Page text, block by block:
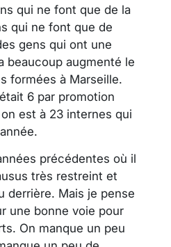
qui ne font que de la
qui ne font que de
gens qui ont une
beaucoup augmenté le
formées à Marseille.
6 par promotion
est à 23 internes qui
précédentes où il
très restreint et
derrière. Mais je pense
une bonne voie pour
On manque un peu